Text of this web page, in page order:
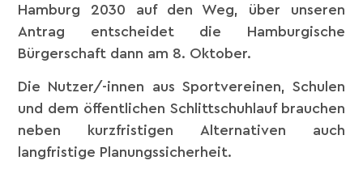
Hamburg 2030 auf den Weg, über unseren
Antrag entscheidet die Hamburgische
Bürgerschaft dann am 8. Oktober.
Die Nutzer/-innen aus Sportvereinen, Schulen
und dem öffentlichen Schlittschuhlauf brauchen
neben kurzfristigen Alternativen auch
langfristige Planungssicherheit.